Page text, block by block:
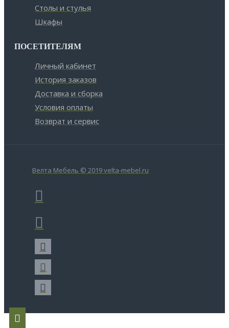
Столы и стулья
Шкафы
ПОСЕТИТЕЛЯМ
Личный кабинет
История заказов
Доставка и сборка
Условия оплаты
Возврат и сервис
Велта Мебель © 2019 velta-mebel.ru